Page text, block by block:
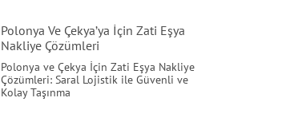
Polonya Ve Çekya’ya İçin Zati Eşya
Nakliye Çözümleri
Polonya ve Çekya İçin Zati Eşya Nakliye
Çözümleri: Saral Lojistik ile Güvenli ve
Kolay Taşınma